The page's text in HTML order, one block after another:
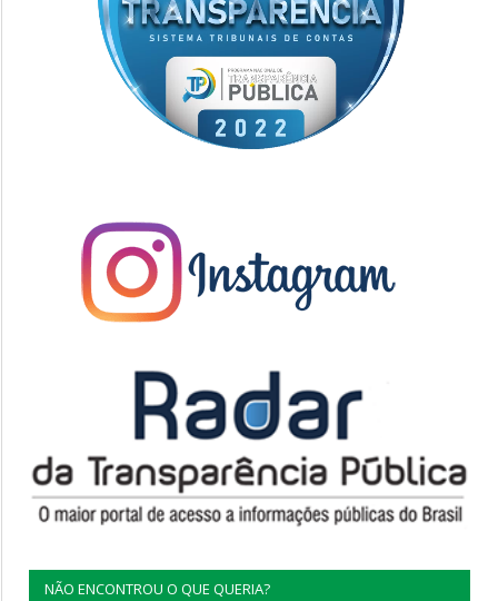
NÃO ENCONTROU O QUE QUERIA?